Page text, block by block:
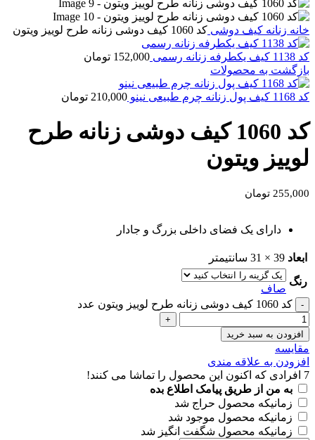
خانه زنانه کیف دوشی کد 1060 کیف دوشی زنانه طرح لوییز ویتون
کد 1138 کیف یکطرفه زنانه رسمی 152,000 تومان
بازگشت به محصولات
کد 1168 کیف پول زنانه چرم طبیعی نینو 210,000 تومان
کد 1060 کیف دوشی زنانه طرح
لوییز ویتون
255,000 تومان
دارای یک فضای داخلی بزرگ و جادار
ابعاد 39 × 31 سانتیمتر
رنگ
صاف
کد 1060 کیف دوشی زنانه طرح لوییز ویتون عدد
افزودن به سبد خرید
مقايسه
افزودن به علاقه مندی
7 افرادی که اکنون این محصول را تماشا می کنند!
به من از طریق پیامک اطلاع بده
زمانیکه محصول حراج شد
زمانیکه محصول موجود شد
زمانیکه محصول شگفت انگیز شد